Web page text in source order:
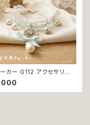
カー G112 アクセサリー
パール 犬 猫 ペット 小型
おしゃれ キラキラ かわい
ボン ブルー ホワイト 返品